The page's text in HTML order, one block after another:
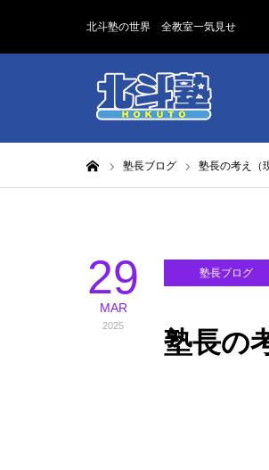
北斗塾の世界 全教室一気見せ
塾長ブログ 塾長の考え（
29
MAR
2025
塾長ブログ
塾長の